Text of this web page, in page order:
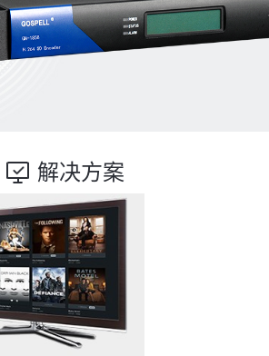
解决方案